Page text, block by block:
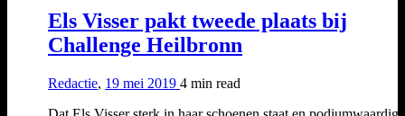
Els Visser pakt tweede plaats bij
Challenge Heilbronn
Redactie, 19 mei 2019 4 min read